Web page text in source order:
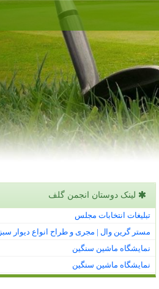
لینک دوستان انجمن گلف
تبلیغات انتخابات مجلس
مستر گرین وال | مجری و طراح انواع دیوار سبز
نمایشگاه ماشین سنگین
نمایشگاه ماشین سنگین